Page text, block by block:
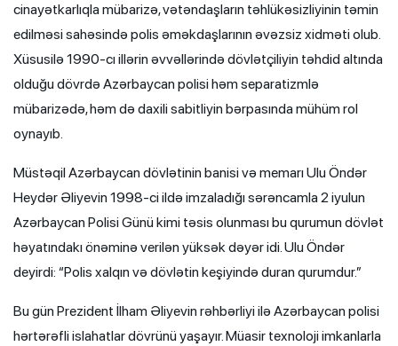
cinayətkarlıqla mübarizə, vətəndaşların təhlükəsizliyinin təmin
edilməsi sahəsində polis əməkdaşlarının əvəzsiz xidməti olub.
Xüsusilə 1990-cı illərin əvvəllərində dövlətçiliyin təhdid altında
olduğu dövrdə Azərbaycan polisi həm separatizmlə
mübarizədə, həm də daxili sabitliyin bərpasında mühüm rol
oynayıb.
Müstəqil Azərbaycan dövlətinin banisi və memarı Ulu Öndər
Heydər Əliyevin 1998-ci ildə imzaladığı sərəncamla 2 iyulun
Azərbaycan Polisi Günü kimi təsis olunması bu qurumun dövlət
həyatındakı önəminə verilən yüksək dəyər idi. Ulu Öndər
deyirdi: “Polis xalqın və dövlətin keşiyində duran qurumdur.”
Bu gün Prezident İlham Əliyevin rəhbərliyi ilə Azərbaycan polisi
hərtərəfli islahatlar dövrünü yaşayır. Müasir texnoloji imkanlarla